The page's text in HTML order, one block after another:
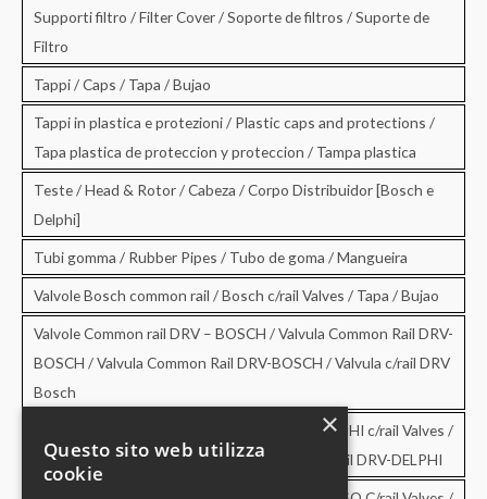
Supporti filtro / Filter Cover / Soporte de filtros / Suporte de
Filtro
Tappi / Caps / Tapa / Bujao
Tappi in plastica e protezioni / Plastic caps and protections /
Tapa plastica de proteccion y proteccion / Tampa plastica
Teste / Head & Rotor / Cabeza / Corpo Distribuidor [Bosch e
Delphi]
Tubi gomma / Rubber Pipes / Tubo de goma / Mangueira
Valvole Bosch common rail / Bosch c/rail Valves / Tapa / Bujao
Valvole Common rail DRV – BOSCH / Valvula Common Rail DRV-
BOSCH / Valvula Common Rail DRV-BOSCH / Valvula c/rail DRV
Bosch
Valvole Common rail DRV – DELPHI / DRV-DELPHI c/rail Valves /
Valvula Common Rail DRV-DELPHI / Valvula c/rail DRV-DELPHI
×
Questo sito web utilizza
cookie